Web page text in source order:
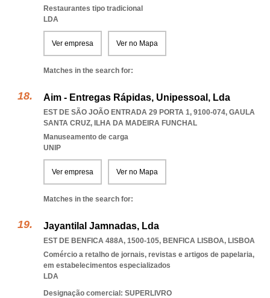
Restaurantes tipo tradicional
LDA
Ver empresa Ver no Mapa
Matches in the search for:
Aim - Entregas Rápidas, Unipessoal, Lda
EST DE SÃO JOÃO ENTRADA 29 PORTA 1, 9100-074, GAULA
SANTA CRUZ, ILHA DA MADEIRA FUNCHAL
Manuseamento de carga
UNIP
Ver empresa Ver no Mapa
Matches in the search for:
Jayantilal Jamnadas, Lda
EST DE BENFICA 488A, 1500-105, BENFICA LISBOA, LISBOA
Comércio a retalho de jornais, revistas e artigos de papelaria,
em estabelecimentos especializados
LDA
Designação comercial: SUPERLIVRO